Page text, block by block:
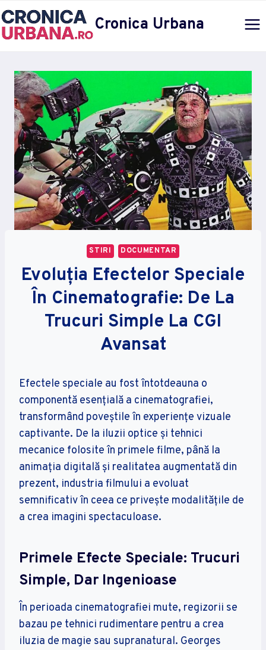
Skip
to
content
Cronica Urbana
STIRI DOCUMENTAR
Evoluția Efectelor Speciale
În Cinematografie: De La
Trucuri Simple La CGI
Avansat
Efectele speciale au fost întotdeauna o
componentă esențială a cinematografiei,
transformând poveștile în experiențe vizuale
captivante. De la iluzii optice și tehnici
mecanice folosite în primele filme, până la
animația digitală și realitatea augmentată din
prezent, industria filmului a evoluat
semnificativ în ceea ce privește modalitățile de
a crea imagini spectaculoase.
Primele Efecte Speciale: Trucuri
Simple, Dar Ingenioase
În perioada cinematografiei mute, regizorii se
bazau pe tehnici rudimentare pentru a crea
iluzia de magie sau supranatural. Georges